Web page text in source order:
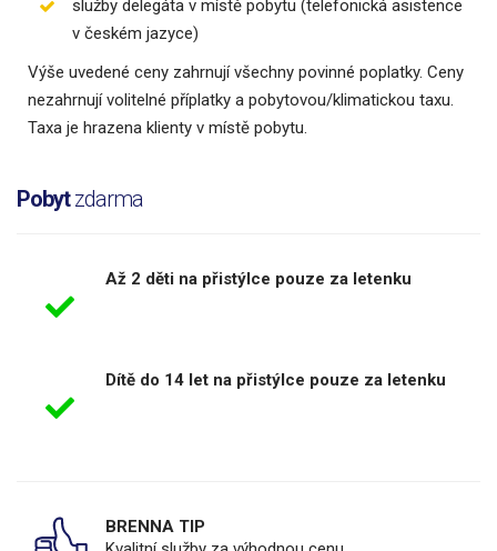
služby delegáta v místě pobytu (telefonická asistence
v českém jazyce)
Výše uvedené ceny zahrnují všechny povinné poplatky. Ceny
nezahrnují volitelné příplatky a pobytovou/klimatickou taxu.
Taxa je hrazena klienty v místě pobytu.
Pobytzdarma
Až 2 děti na přistýlce pouze za letenku
Dítě do 14 let na přistýlce pouze za letenku
BRENNA TIP